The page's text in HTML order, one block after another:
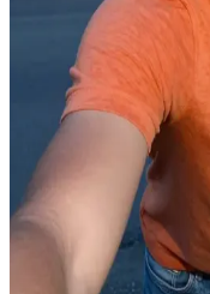
Sammy
Sammy Duchabeau,
Under ett livligt samtal
att undersöka änkan
makar.\nHan drar med
fasor som väntar honom,
följa med eller varna
slutet av den mörka